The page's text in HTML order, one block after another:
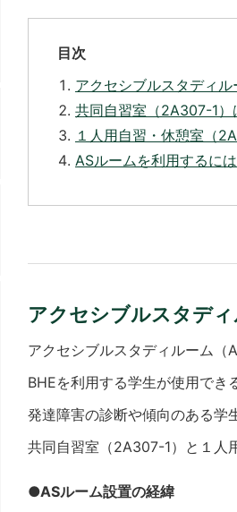
目次
アクセシブルスタディ
共同自習室（2A307-1）
１人用自習・休憩室（
ASルームを利用するには
アクセシブルスタデ
アクセシブルスタディルーム
BHEを利用する学生が使用でき
発達障害の診断や傾向のある学
共同自習室（2A307-1）と１人
●ASルーム設置の経緯